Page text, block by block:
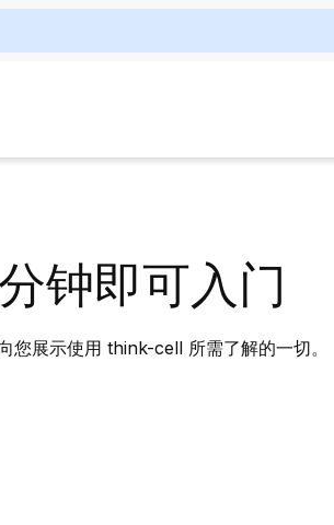
钟即可入门
您展示使用 think-cell 所需了解的一切。